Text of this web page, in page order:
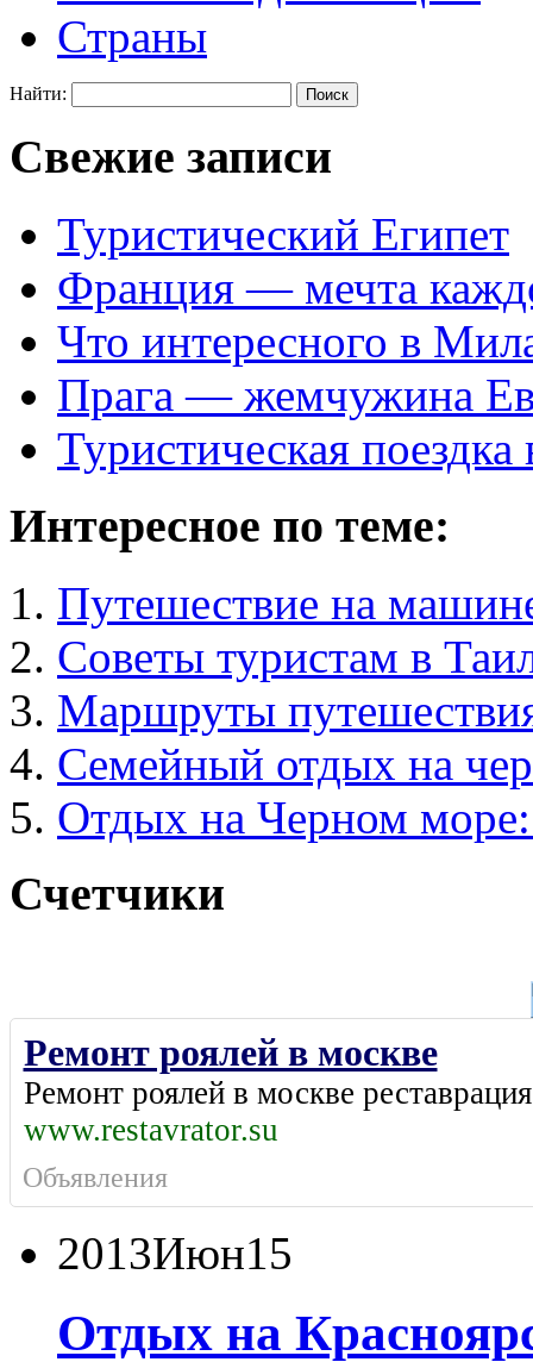
Страны
Найти:
Свежие записи
Туристический Египет
Франция — мечта
Что интересного в
Прага — жемчужина
Туристическая
Интересное по теме:
Путешествие на
Советы туристам в
Маршруты
Семейный отдых на
Отдых на Черном
Счетчики
Ремонт роялей в москве
Ремонт роялей в москве
www.restavrator.su
Объявления
2013Июн15
Отдых на